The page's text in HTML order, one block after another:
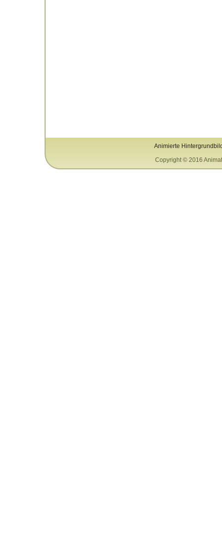
Animierte
Copyright © 2016